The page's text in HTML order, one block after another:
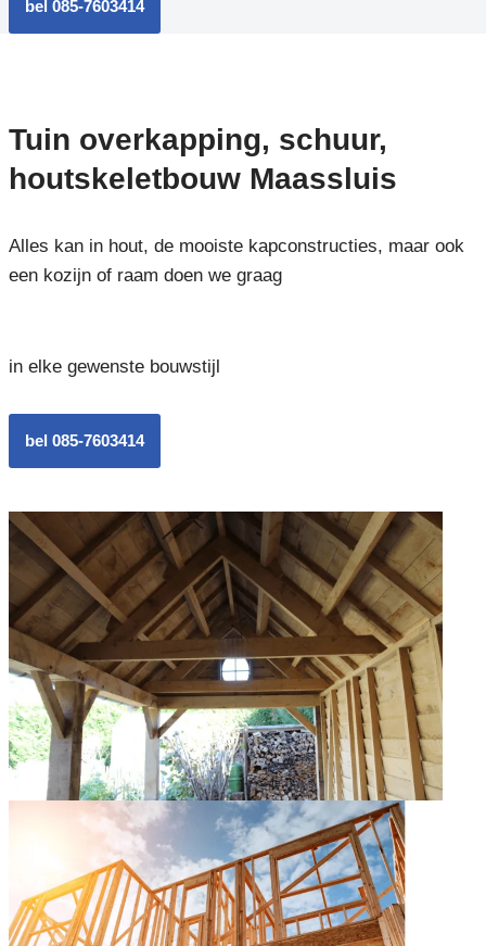
bel 085-7603414
Tuin overkapping, schuur,
houtskeletbouw Maassluis
Alles kan in hout, de mooiste kapconstructies, maar ook
een kozijn of raam doen we graag
in elke gewenste bouwstijl
bel 085-7603414